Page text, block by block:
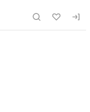
fruitinfo.ru